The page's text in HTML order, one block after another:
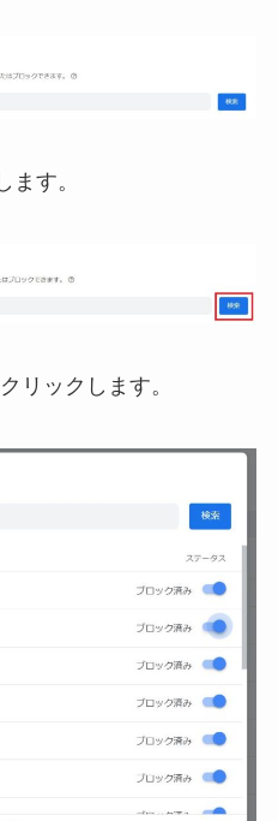
ます。
リックします。